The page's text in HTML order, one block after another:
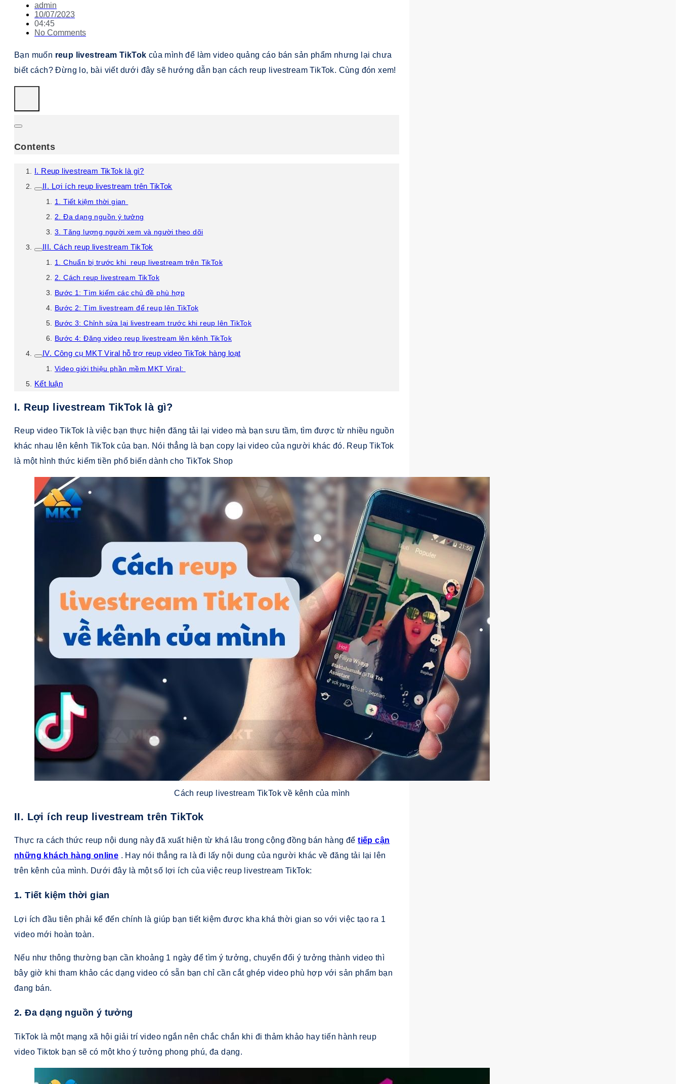
admin
10/07/2023
04:45
No Comments
Bạn muốn reup livestream TikTok của mình để làm video quảng cáo bán sản phẩm nhưng lại chưa
biết cách? Đừng lo, bài viết dưới đây sẽ hướng dẫn bạn cách reup livestream TikTok. Cùng đón xem!
Contents
I. Reup livestream TikTok là gì?
II. Lợi ích reup livestream trên TikTok
1. Tiết kiệm thời gian
2. Đa dạng nguồn ý tưởng
3. Tăng lượng người xem và người theo dõi
III. Cách reup livestream TikTok
1. Chuẩn bị trước khi reup livestream trên TikTok
2. Cách reup livestream TikTok
Bước 1: Tìm kiếm các chủ đề phù hợp
Bước 2: Tìm livestream để reup lên TikTok
Bước 3: Chỉnh sửa lại livestream trước khi reup lên TikTok
Bước 4: Đăng video reup livestream lên kênh TikTok
IV. Công cụ MKT Viral hỗ trợ reup video TikTok hàng loạt
Video giới thiệu phần mềm MKT Viral:
Kết luận
I. Reup livestream TikTok là gì?
Reup video TikTok là việc bạn thực hiện đăng tải lại video mà bạn sưu tầm, tìm được từ nhiều nguồn
khác nhau lên kênh TikTok của bạn. Nói thẳng là bạn copy lại video của người khác đó. Reup TikTok
là một hình thức kiếm tiền phổ biến dành cho TikTok Shop
Cách reup livestream TikTok về kênh của mình
II. Lợi ích reup livestream trên TikTok
Thực ra cách thức reup nội dung này đã xuất hiện từ khá lâu trong cộng đồng bán hàng đểtiếp cận
những khách hàng online . Hay nói thẳng ra là đi lấy nội dung của người khác về đăng tải lại lên
trên kênh của mình. Dưới đây là một số lợi ích của việc reup livestream TikTok:
1. Tiết kiệm thời gian
Lợi ích đầu tiên phải kể đến chính là giúp bạn tiết kiệm được kha khá thời gian so với việc tạo ra 1
video mới hoàn toàn.
Nếu như thông thường bạn cần khoảng 1 ngày để tìm ý tưởng, chuyển đổi ý tưởng thành video thì
bây giờ khi tham khảo các dạng video có sẵn bạn chỉ cần cắt ghép video phù hợp với sản phẩm bạn
đang bán.
2. Đa dạng nguồn ý tưởng
TikTok là một mạng xã hội giải trí video ngắn nên chắc chắn khi đi thảm khảo hay tiến hành reup
video Tiktok bạn sẽ có một kho ý tưởng phong phú, đa dạng.